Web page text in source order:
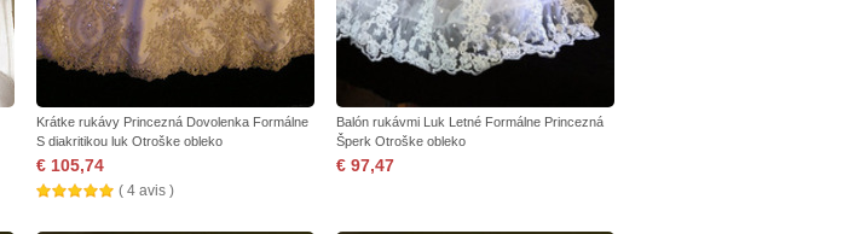
Krátke rukávy Princezná Dovolenka Formálne
S diakritikou luk Otroške obleko
€ 105,74
( 4 avis )
Balón rukávmi Luk Letné Formálne Princezná
Šperk Otroške obleko
€ 97,47